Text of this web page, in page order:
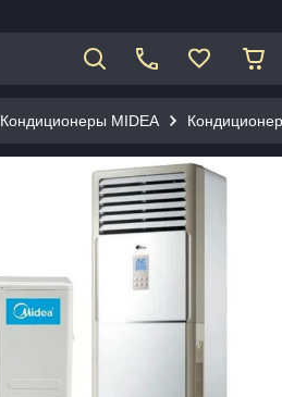
Кондиционеры MIDEA